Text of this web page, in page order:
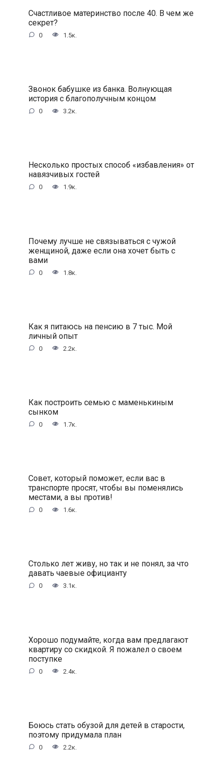
Счастливое материнство после 40. В чем же
секрет?
0 1.5к.
Звонок бабушке из банка. Волнующая
история с благополучным концом
0 3.2к.
Несколько простых способ «избавления» от
навязчивых гостей
0 1.9к.
Почему лучше не связываться с чужой
женщиной, даже если она хочет быть с
вами
0 1.8к.
Как я питаюсь на пенсию в 7 тыс. Мой
личный опыт
0 2.2к.
Как построить семью с маменькиным
сынком
0 1.7к.
Совет, который поможет, если вас в
транспорте просят, чтобы вы поменялись
местами, а вы против!
0 1.6к.
Столько лет живу, но так и не понял, за что
давать чаевые официанту
0 3.1к.
Хорошо подумайте, когда вам предлагают
квартиру со скидкой. Я пожалел о своем
поступке
0 2.4к.
Боюсь стать обузой для детей в старости,
поэтому придумала план
0 2.2к.